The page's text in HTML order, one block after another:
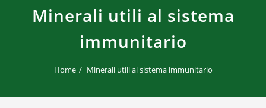
Minerali utili al sistema
immunitario
Home Minerali utili al sistema immunitario